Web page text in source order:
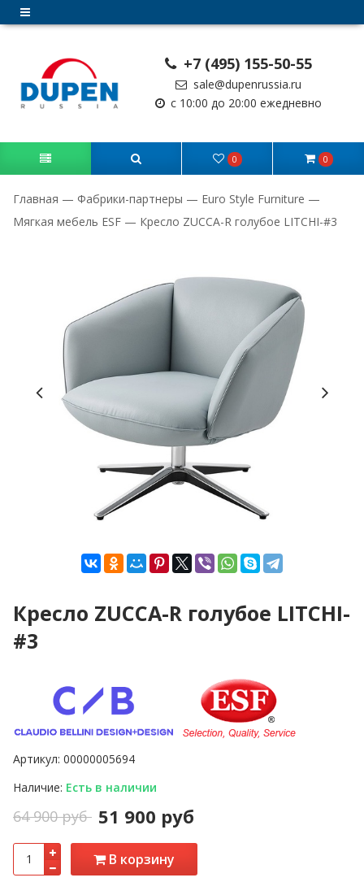
+7 (495) 155-50-55
sale@dupenrussia.ru
с 10:00 до 20:00 ежедневно
0 0
Главная — Фабрики-партнеры — Euro Style Furniture —
Мягкая мебель ESF — Кресло ZUCCA-R голубое LITCHI-#3
Кресло ZUCCA-R голубое LITCHI-
#3
Артикул: 00000005694
Наличие: Есть в наличии
64 900 руб 51 900 руб
В корзину